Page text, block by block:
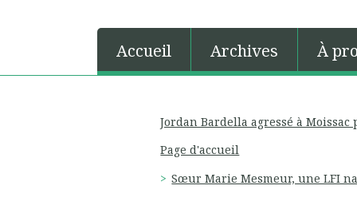
Accueil Archives À
Jordan Bardella agressé à
Page d'accueil
Sœur Marie Mesmeur, une LFI